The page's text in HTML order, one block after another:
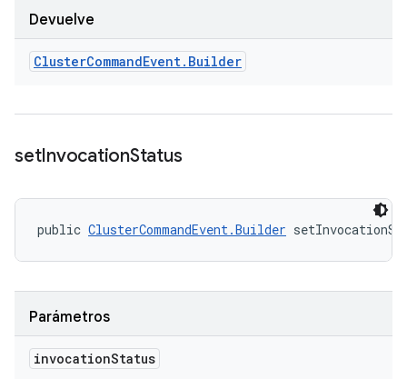
Devuelve
ClusterCommandEvent. Builder
setInvocationStatus
public ClusterCommandEvent.Builder
Parámetros
invocationStatus